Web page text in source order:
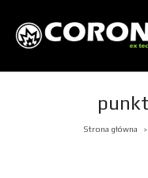
Strona główna >